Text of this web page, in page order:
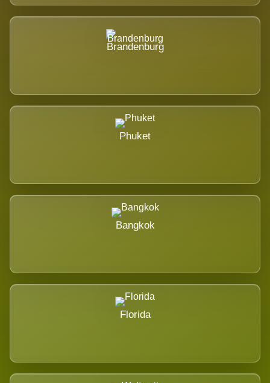
Brandenburg
Phuket
Bangkok
Florida